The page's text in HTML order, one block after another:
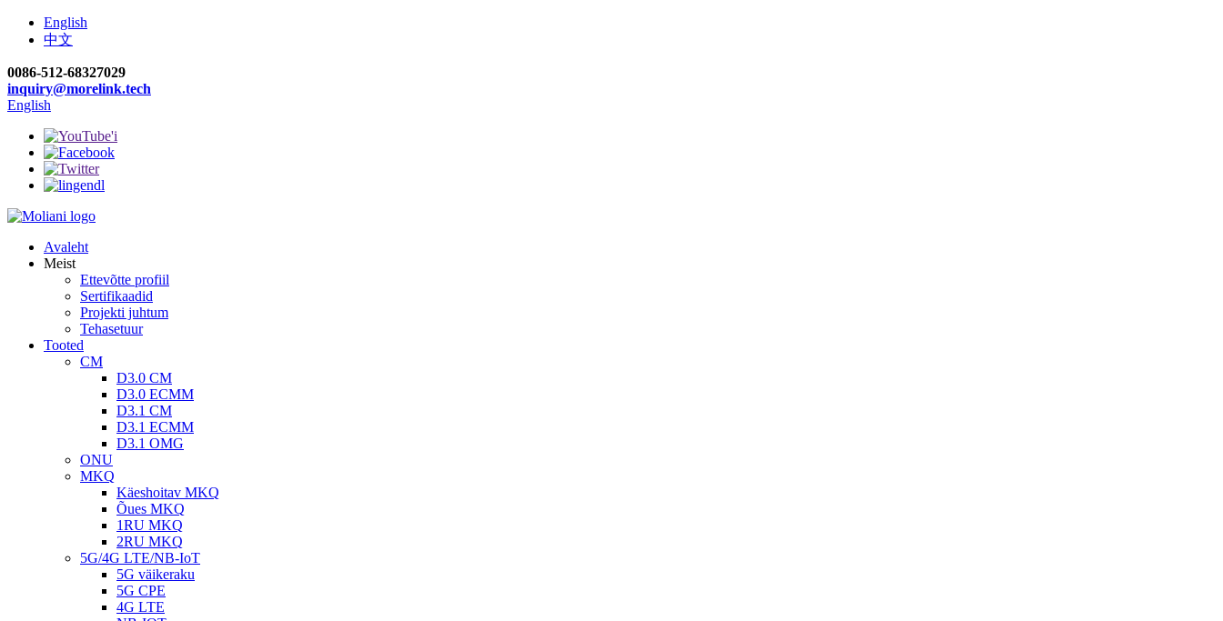
English
中文
0086-512-68327029
inquiry@morelink.tech
English
Avaleht
Meist
Ettevõtte profiil
Sertifikaadid
Projekti juhtum
Tehasetuur
Tooted
CM
D3.0 CM
D3.0 ECMM
D3.1 CM
D3.1 ECMM
D3.1 OMG
ONU
MKQ
Käeshoitav MKQ
Õues MKQ
1RU MKQ
2RU MKQ
5G/4G LTE/NB-IoT
5G väikeraku
5G CPE
4G LTE